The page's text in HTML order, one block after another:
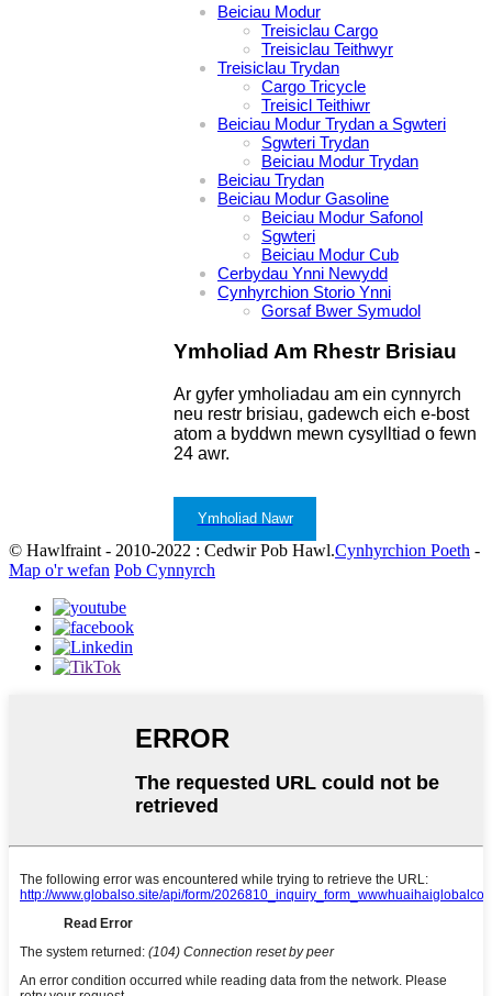
Beiciau Modur
Treisiclau Cargo
Treisiclau Teithwyr
Treisiclau Trydan
Cargo Tricycle
Treisicl Teithiwr
Beiciau Modur Trydan a Sgwteri
Sgwteri Trydan
Beiciau Modur Trydan
Beiciau Trydan
Beiciau Modur Gasoline
Beiciau Modur Safonol
Sgwteri
Beiciau Modur Cub
Cerbydau Ynni Newydd
Cynhyrchion Storio Ynni
Gorsaf Bwer Symudol
Ymholiad Am Rhestr Brisiau
Ar gyfer ymholiadau am ein cynnyrch
neu restr brisiau, gadewch eich e-bost
atom a byddwn mewn cysylltiad o fewn
24 awr.
Ymholiad Nawr
© Hawlfraint - 2010-2022 : Cedwir Pob Hawl.Cynhyrchion Poeth -
Map o'r wefan Pob Cynnyrch